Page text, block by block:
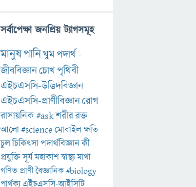
সর্বাপেক্ষা জনপ্রিয় ট্যাগসমূহ
মানুষপানিঘুমপদার্থ-
জীববিজ্ঞানচোখপৃথিবী
এইচএসসি-উদ্ভিদবিজ্ঞান
এইচএসসি-প্রাণীবিজ্ঞানরোগ
রাসায়নিক#askশরীররক্ত
আলো#scienceমোবাইলক্ষতি
চুলচিকিৎসাপদার্থবিজ্ঞানকী
প্রযুক্তিসূর্যমহাকাশস্বাস্থ্যমাথা
গণিত প্রাণীবৈজ্ঞানিক#biology
পার্থক্য এইচএসসি-আইসিটি